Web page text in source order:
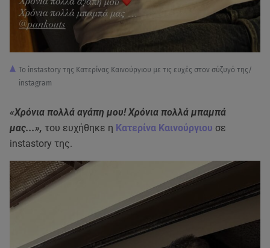
Το instastory της Κατερίνας Καινούργιου με τις ευχές στον σύζυγό της/
instagram
«Χρόνια πολλά αγάπη μου! Χρόνια πολλά μπαμπά
μας...», του ευχήθηκε η Kατερίνα Καινούργιου σε
instastory της.